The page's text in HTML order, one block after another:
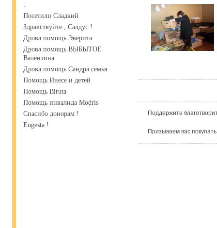
.
Посетили Сладкий
Здравствуйте , Салдус !
Дрова помощь Эверита
Дрова помощь ВЫБЫТОЕ
Валентина
Дрова помощь Сандра семья
Помощь Инесе и детей
Помощь Biruta
Помощь инвалида Modris
Спасибо донорам !
Eugesta !
Поддержите
Призываем вас